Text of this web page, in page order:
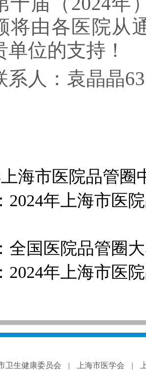
将由各医院从
单位的支持！
：袁晶晶
海市医院品管圈
2024年上海市医
全国医院品管圈
2024年上海市医